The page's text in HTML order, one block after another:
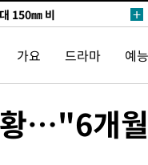
스닥 1.3%↑
150㎜ 비
나스닥 1.3%↑
가요 드라마 예능
…"6개